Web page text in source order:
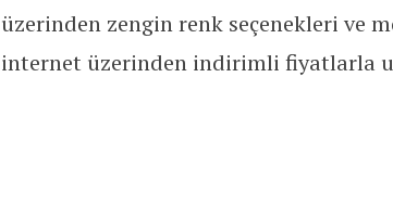
üzerinden zengin renk seçenekleri ve
internet üzerinden indirimli fiyatlarla